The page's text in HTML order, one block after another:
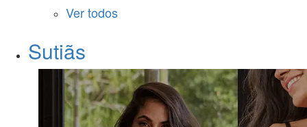
Ver todos
Sutiãs